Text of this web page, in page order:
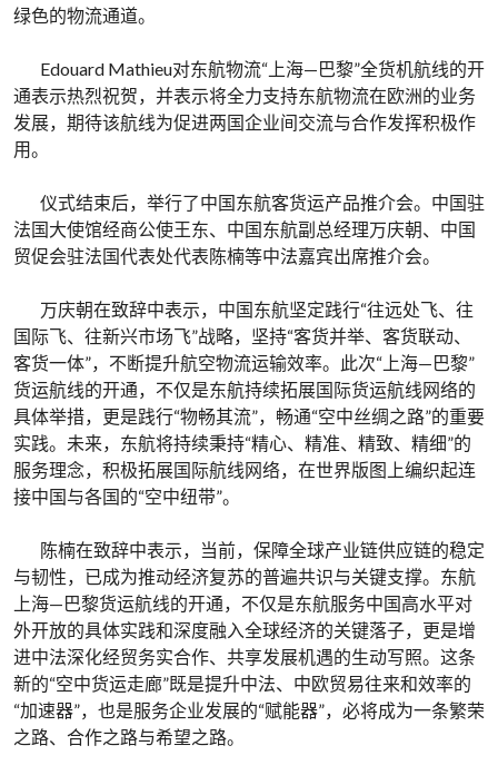
绿色的物流通道。
Edouard Mathieu对东航物流“上海—巴黎”全货机航线的开
通表示热烈祝贺，并表示将全力支持东航物流在欧洲的业务
发展，期待该航线为促进两国企业间交流与合作发挥积极作
用。
仪式结束后，举行了中国东航客货运产品推介会。中国驻
法国大使馆经商公使王东、中国东航副总经理万庆朝、中国
贸促会驻法国代表处代表陈楠等中法嘉宾出席推介会。
万庆朝在致辞中表示，中国东航坚定践行“往远处飞、往
国际飞、往新兴市场飞”战略，坚持“客货并举、客货联动、
客货一体”，不断提升航空物流运输效率。此次“上海—巴黎”
货运航线的开通，不仅是东航持续拓展国际货运航线网络的
具体举措，更是践行“物畅其流”，畅通“空中丝绸之路”的重要
实践。未来，东航将持续秉持“精心、精准、精致、精细”的
服务理念，积极拓展国际航线网络，在世界版图上编织起连
接中国与各国的“空中纽带”。
陈楠在致辞中表示，当前，保障全球产业链供应链的稳定
与韧性，已成为推动经济复苏的普遍共识与关键支撑。东航
上海—巴黎货运航线的开通，不仅是东航服务中国高水平对
外开放的具体实践和深度融入全球经济的关键落子，更是增
进中法深化经贸务实合作、共享发展机遇的生动写照。这条
新的“空中货运走廊”既是提升中法、中欧贸易往来和效率的
“加速器”，也是服务企业发展的“赋能器”，必将成为一条繁荣
之路、合作之路与希望之路。